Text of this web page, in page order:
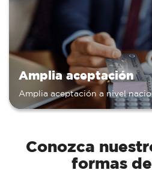
Amplia aceptación
Amplia aceptación a nivel
Conozca
formas